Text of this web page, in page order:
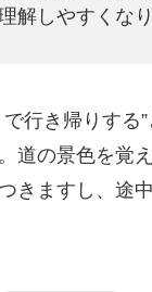
解しやすくなり
行き帰りする
道の景色を覚
きますし、途